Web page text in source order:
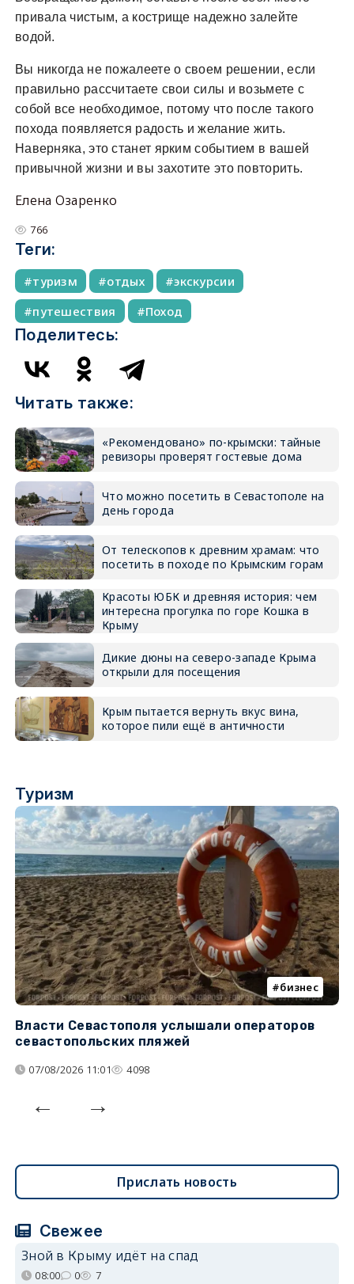
привала чистым, а кострище надежно залейте
водой.
Вы никогда не пожалеете о своем решении, если
правильно рассчитаете свои силы и возьмете с
собой все необходимое, потому что после такого
похода появляется радость и желание жить.
Наверняка, это станет ярким событием в вашей
привычной жизни и вы захотите это повторить.
Елена Озаренко
766
Теги:
туризм отдых
экскурсии
путешествия
Поход
Поделитесь:
Читать также:
«Рекомендовано» по-крымски: тайные
ревизоры проверят гостевые дома
Что можно посетить в Севастополе на
день города
От телескопов к древним храмам: что
посетить в походе по Крымским горам
Красоты ЮБК и древняя история: чем
интересна прогулка по горе Кошка в
Крыму
Дикие дюны на северо-западе Крыма
открыли для посещения
Крым пытается вернуть вкус вина,
которое пили ещё в античности
Туризм
бизнес
Власти Севастополя услышали операторов
севастопольских пляжей
07/08/2026 11:01 4098
Прислать новость
Свежее
Зной в Крыму идёт на спад
08:00 0 7